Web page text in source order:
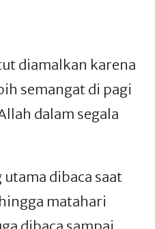
diamalkan karena
semangat di pagi
dalam segala
dibaca saat
matahari